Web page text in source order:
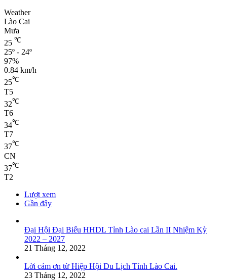
Weather
Lào Cai
Mưa
25 ℃
25º - 24º
97%
0.84 km/h
25℃
T5
32℃
T6
34℃
T7
37℃
CN
37℃
T2
Lượt xem
Gần đây
Đại Hội Đại Biểu HHDL Tỉnh Lào cai Lần II Nhiệm Kỳ
2022 – 2027
21 Tháng 12, 2022
Lời cảm ơn từ Hiệp Hội Du Lịch Tỉnh Lào Cai.
23 Tháng 12, 2022